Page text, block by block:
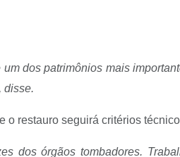
dos patrimônios mais
disse.
o restauro seguirá critérios
dos órgãos tombadores.